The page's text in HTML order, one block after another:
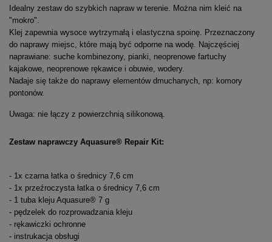
Idealny zestaw do szybkich napraw w terenie. Można nim kleić na
"mokro".
Klej zapewnia wysoce wytrzymałą i elastyczna spoinę. Przeznaczony
do naprawy miejsc, które mają być odporne na wodę. Najczęściej
naprawiane: suche kombinezony, pianki, neoprenowe fartuchy
kajakowe, neoprenowe rękawice i obuwie, wodery.
Nadaje się także do naprawy elementów dmuchanych, np: komory
pontonów.
Uwaga: nie łączy z powierzchnią silikonową.
Zestaw naprawczy Aquasure® Repair Kit:
- 1x czarna łatka o średnicy 7,6 cm
- 1x przeźroczysta łatka o średnicy 7,6 cm
- 1 tuba kleju Aquasure® 7 g
- pędzelek do rozprowadzania kleju
- rękawiczki ochronne
- instrukacja obsługi